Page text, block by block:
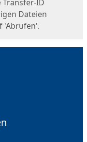
Transfer-ID
Dateien
'Abrufen'.